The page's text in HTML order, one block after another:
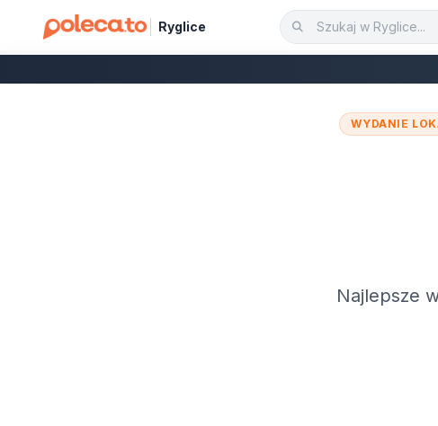
Ryglice
WYDANIE
Najlepsze